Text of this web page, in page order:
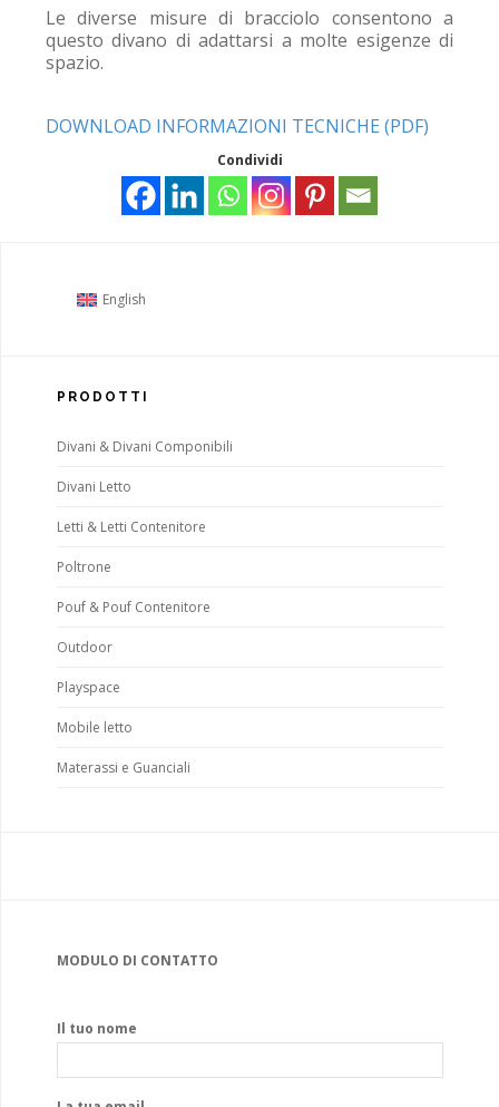
Le diverse misure di bracciolo consentono a
questo divano di adattarsi a molte esigenze di
spazio.
DOWNLOAD INFORMAZIONI TECNICHE (PDF)
Condividi
English
PRODOTTI
Divani & Divani Componibili
Divani Letto
Letti & Letti Contenitore
Poltrone
Pouf & Pouf Contenitore
Outdoor
Playspace
Mobile letto
Materassi e Guanciali
MODULO DI CONTATTO
Il tuo nome